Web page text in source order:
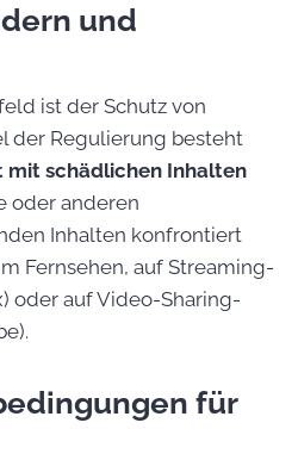
und
ist der Schutz von
der Regulierung besteht
mit schädlichen Inhalten
oder anderen
Inhalten konfrontiert
Fernsehen, auf Streaming-
oder auf Video-Sharing-
für